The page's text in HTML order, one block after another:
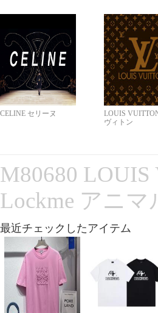
CELINE セリーヌ
LOUIS
ヴィトン
M80680
Lockme アニ
最近チェックしたアイテム